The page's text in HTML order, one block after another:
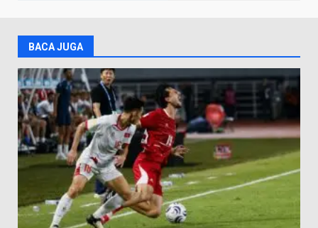
BACA JUGA